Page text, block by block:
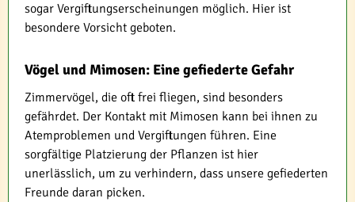
sogar Vergiftungserscheinungen möglich. Hier ist
besondere Vorsicht geboten.
Vögel und Mimosen: Eine gefiederte Gefahr
Zimmervögel, die oft frei fliegen, sind besonders
gefährdet. Der Kontakt mit Mimosen kann bei ihnen zu
Atemproblemen und Vergiftungen führen. Eine
sorgfältige Platzierung der Pflanzen ist hier
unerlässlich, um zu verhindern, dass unsere gefiederten
Freunde daran picken.